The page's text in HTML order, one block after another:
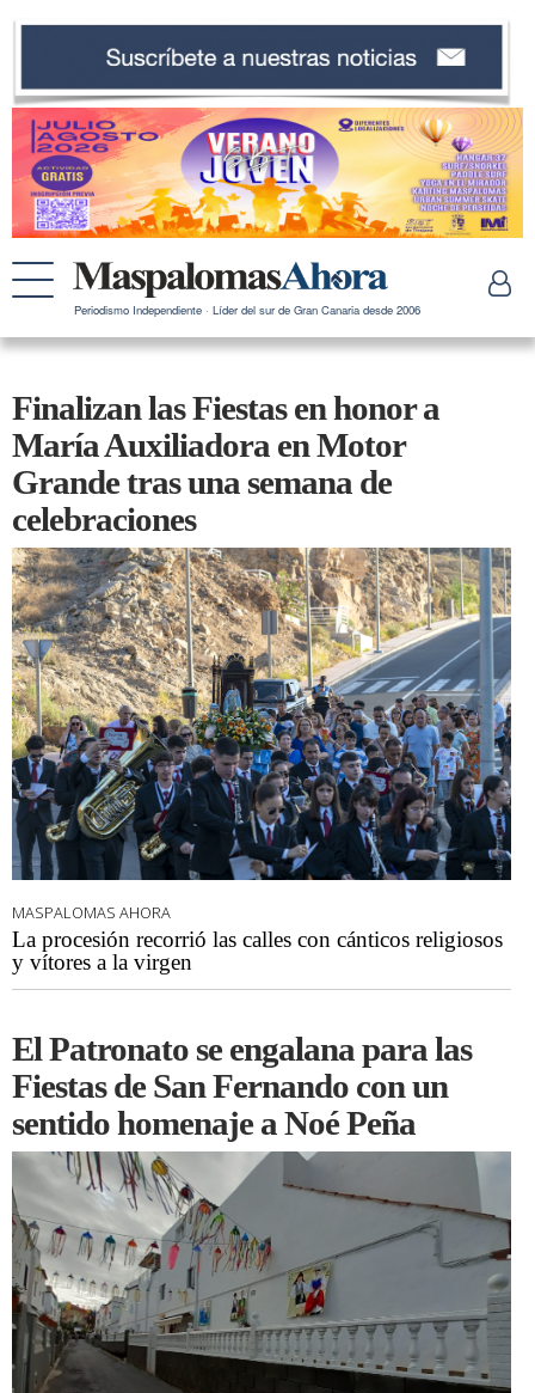
Periodismo Independiente · Líder del sur de Gran Canaria desde 2006
Finalizan las Fiestas en honor a
María Auxiliadora en Motor
Grande tras una semana de
celebraciones
MASPALOMAS AHORA
La procesión recorrió las calles con cánticos religiosos
y vítores a la virgen
El Patronato se engalana para las
Fiestas de San Fernando con un
sentido homenaje a Noé Peña